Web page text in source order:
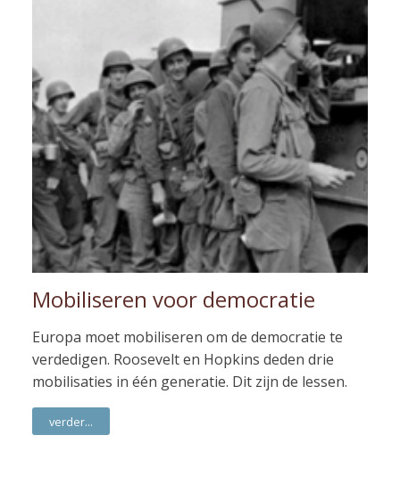
Mobiliseren voor democratie
Europa moet mobiliseren om de democratie te
verdedigen. Roosevelt en Hopkins deden drie
mobilisaties in één generatie. Dit zijn de lessen.
verder...